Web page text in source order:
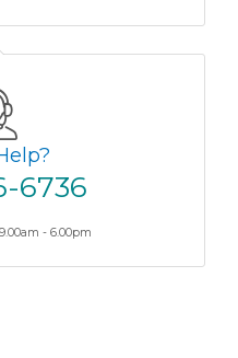
6736
- 6.00pm